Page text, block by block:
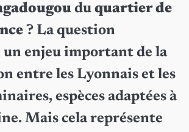
du quartier de
? La question
un enjeu important de la
entre les Lyonnais et les
espèces adaptées à
Mais cela représente